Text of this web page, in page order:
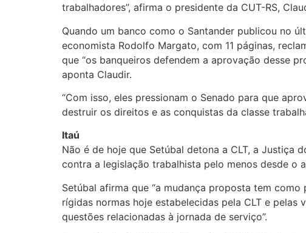
trabalhadores”, afirma o presidente da CUT-RS,
Quando um banco como o Santander publicou no
economista Rodolfo Margato, com 11 páginas,
que “os banqueiros defendem a aprovação desse
aponta Claudir.
“Com isso, eles pressionam o Senado para que
destruir os direitos e as conquistas da classe
Itaú
Não é de hoje que Setúbal detona a CLT, a Justiça
contra a legislação trabalhista pelo menos desde o
Setúbal afirma que “a mudança proposta tem
rígidas normas hoje estabelecidas pela CLT e
questões relacionadas à jornada de serviço”.